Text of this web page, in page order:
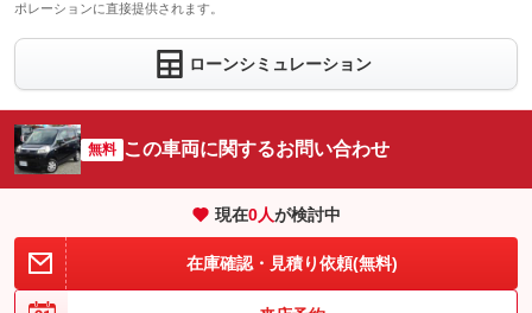
このパックの見積もり依頼（無料）
ポレーションに直接提供されます。
ローンシミュレーション
無料 この車両に関するお問い合わせ
現在0人が検討中
在庫確認・見積り依頼(無料)